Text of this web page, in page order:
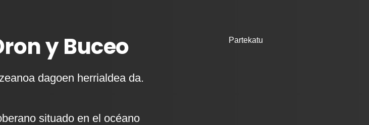
y Buceo
dagoen herrialdea da.
situado en el océano
Partekatu